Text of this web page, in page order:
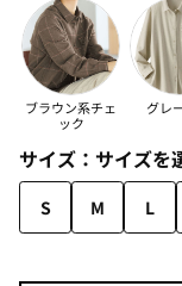
ブラウン系チェ
ック
グレ
サイズ： サイズを
S M L